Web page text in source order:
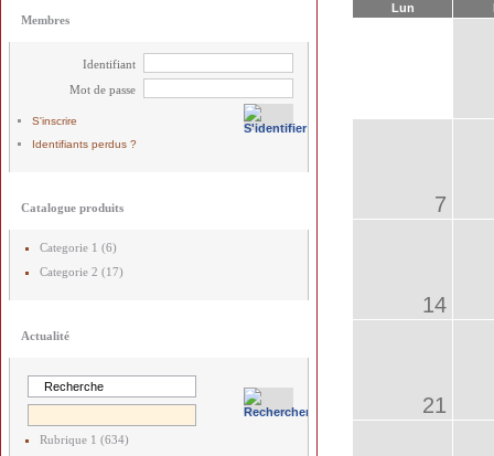
Membres
Identifiant
Mot de passe
S'inscrire
Identifiants perdus ?
Catalogue produits
Categorie 1 (6)
Categorie 2 (17)
Actualité
Rubrique 1 (634)
Lun
7
14
21